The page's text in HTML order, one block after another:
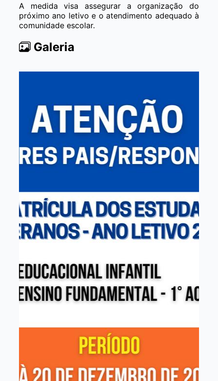
A medida visa assegurar a organização do
próximo ano letivo e o atendimento adequado à
comunidade escolar.
Galeria